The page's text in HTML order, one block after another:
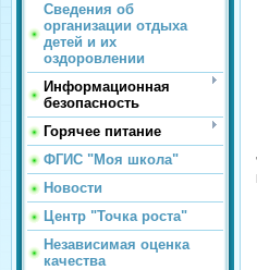
Сведения об
организации отдыха
детей и их
оздоровлении
Информационная
безопасность
Горячее питание
ФГИС "Моя школа"
Новости
Центр "Точка роста"
Независимая оценка
качества